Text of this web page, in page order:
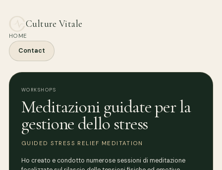
Culture Vitale
HOME
Contact
WORKSHOPS
Meditazioni guidate per la
gestione dello stress
GUIDED STRESS RELIEF MEDITATION
Ho creato e condotto numerose sessioni di meditazione